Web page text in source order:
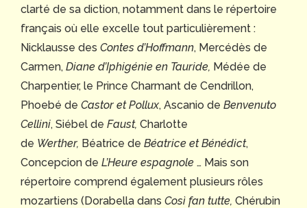
clarté de sa diction, notamment dans le répertoire
français où elle excelle tout particulièrement :
Nicklausse des Contes d’Hoffmann, Mercédès de
Carmen, Diane d’Iphigénie en Tauride, Médée de
Charpentier, le Prince Charmant de Cendrillon,
Phoebé de Castor et Pollux, Ascanio de Benvenuto
Cellini, Siébel de Faust, Charlotte
de Werther, Béatrice de Béatrice et Bénédict,
Concepcion de L’Heure espagnole … Mais son
répertoire comprend également plusieurs rôles
mozartiens (Dorabella dans Così fan tutte, Chérubin